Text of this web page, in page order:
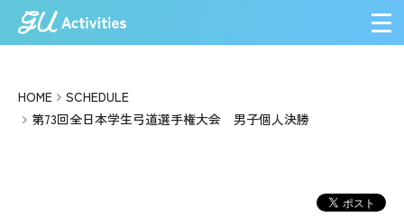
メ
HOME
SCHEDULE
第73回全日本学生弓道選手権大会 男子個人決勝